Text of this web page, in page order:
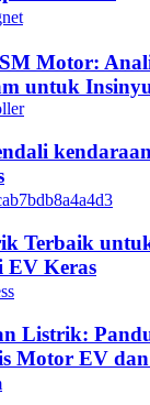
Motor:
untuk
Terbaik
EV Keras
Listrik:
Motor EV